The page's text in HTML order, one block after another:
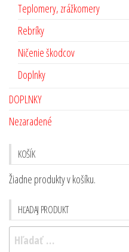
Teplomery, zrážkomery
Rebríky
Ničenie škodcov
Doplnky
DOPLNKY
Nezaradené
KOŠÍK
Žiadne produkty v košíku.
HĽADAJ PRODUKT